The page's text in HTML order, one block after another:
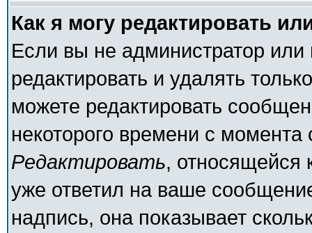
Как я могу редактировать
Если вы не администратор
редактировать и удалять
можете редактировать
некоторого времени с
Редактировать, относящейся
уже ответил на ваше
надпись, она показывает